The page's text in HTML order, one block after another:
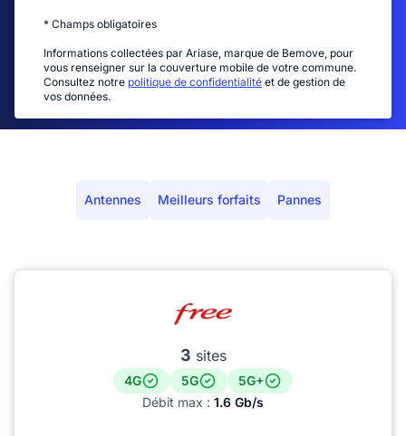
* Champs obligatoires
Informations collectées par Ariase, marque de Bemove, pour
vous renseigner sur la couverture mobile de votre commune.
Consultez notre politique de confidentialité et de gestion de
vos données.
Antennes Meilleurs forfaits Pannes
3 sites
4G 5G
5G+
Débit max : 1.6 Gb/s